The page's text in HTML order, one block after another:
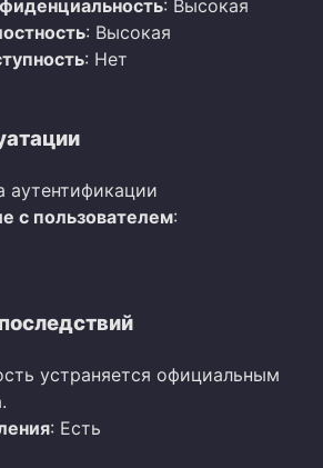
: Высокая
: Высокая
: Нет
аутентификации
с пользователем:
устраняется официальным
: Есть